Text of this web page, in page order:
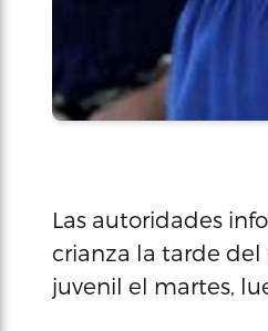
Las autoridades
crianza la tarde
juvenil el martes,